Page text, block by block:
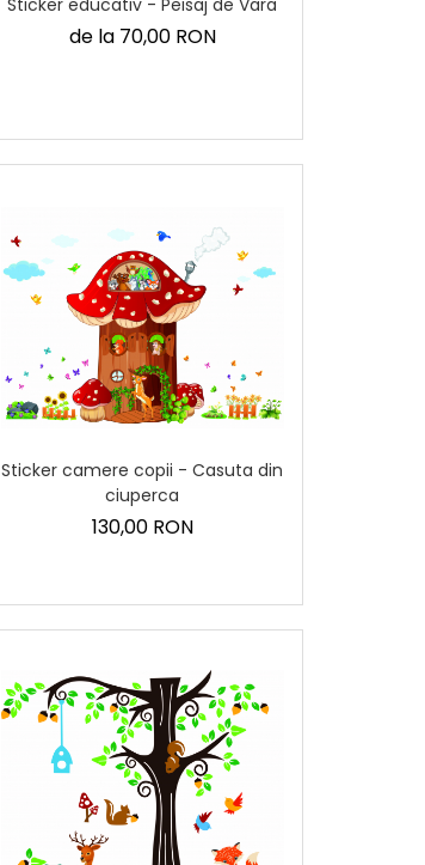
de la 70,00 RON
Sticker camere copii - Casuta din
ciuperca
130,00 RON